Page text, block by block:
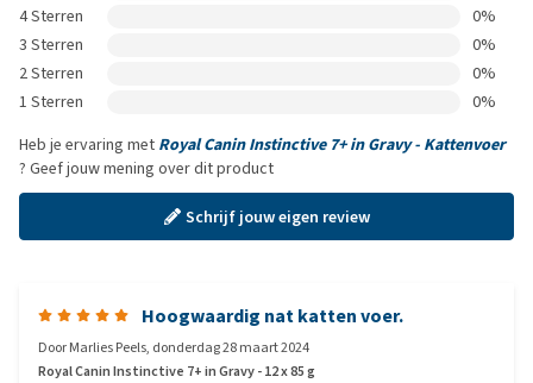
4 Sterren
0%
3 Sterren
0%
2 Sterren
0%
1 Sterren
0%
Heb je ervaring met Royal Canin Instinctive 7+ in Gravy - Kattenvoer
? Geef jouw mening over dit product
Schrijf jouw eigen review
Hoogwaardig nat katten voer.
DoorMarlies Peels, donderdag 28 maart 2024
Royal Canin Instinctive 7+ in Gravy - 12 x 85 g